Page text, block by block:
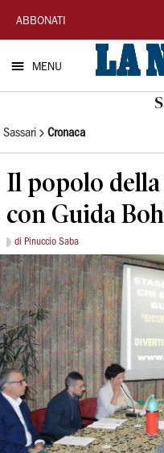
La
Nuova
Sardegna
ABBONATI
MENU
Sassari Cronaca
Il popolo
con Guida
di Pinuccio Saba